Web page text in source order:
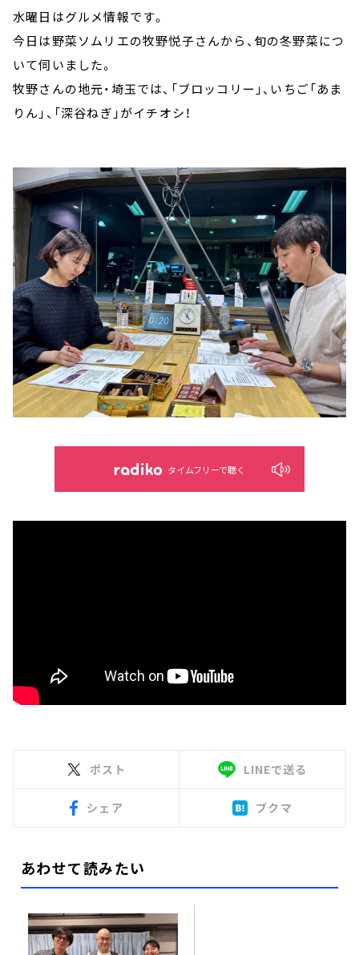
水曜日はグルメ情報です。
今日は野菜ソムリエの牧野悦子さんから、旬の冬野菜につ
いて伺いました。
牧野さんの地元・埼玉では、「ブロッコリー」、いちご「あま
りん」、「深谷ねぎ」がイチオシ！
タイムフリーで聴く
ポスト LINEで送る
シェア ブクマ
あわせて読みたい